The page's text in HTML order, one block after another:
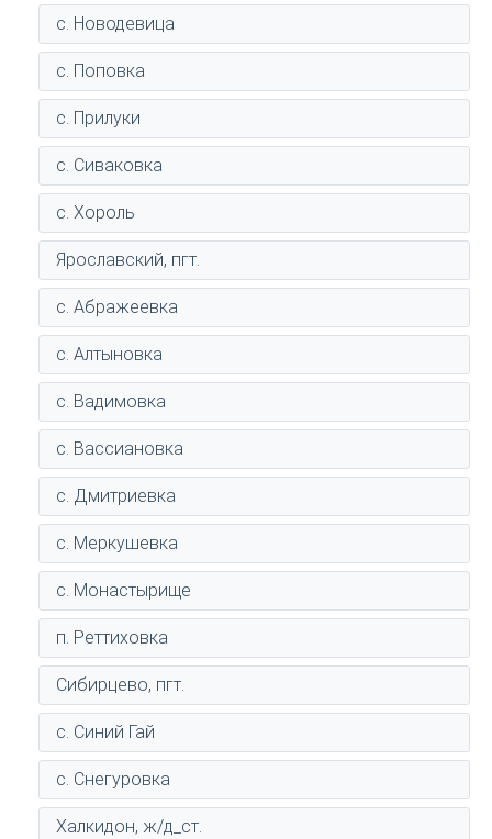
с. Новодевица
с. Поповка
с. Прилуки
с. Сиваковка
с. Хороль
Ярославский, пгт.
с. Абражеевка
с. Алтыновка
с. Вадимовка
с. Вассиановка
с. Дмитриевка
с. Меркушевка
с. Монастырище
п. Реттиховка
Сибирцево, пгт.
с. Синий Гай
с. Снегуровка
Халкидон, ж/д_ст.